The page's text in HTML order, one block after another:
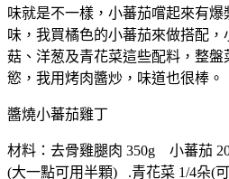
味就是不一樣，小蕃茄嚐起來有
味，我買橘色的小蕃茄來做搭配
菇、洋葱及青花菜這些配料，整
慾，我用烤肉醬炒，味道也很棒。
醬燒小蕃茄雞丁
材料：去骨雞腿肉 350g 小蕃茄
(大一點可用半顆) .青花菜 1/4朵